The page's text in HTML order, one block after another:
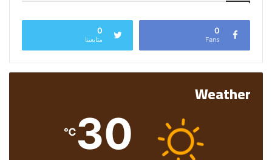
0
Fans
0
متابعينا
Weather
30
℃